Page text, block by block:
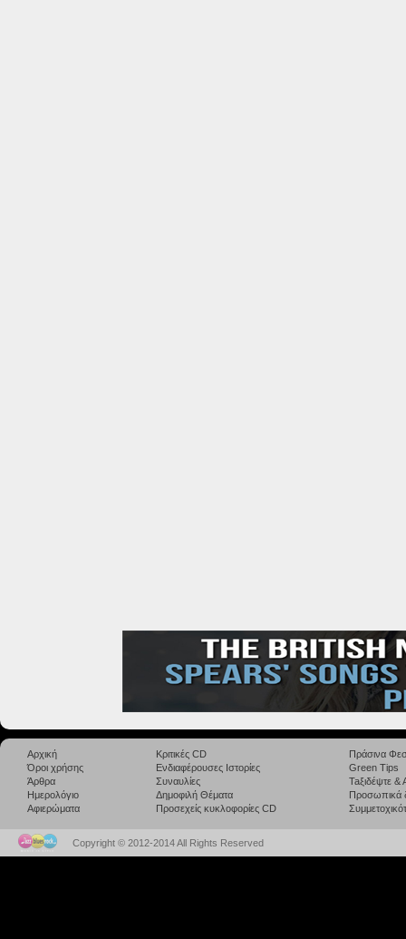
Αρχική
Όροι χρήσης
Άρθρα
Ημερολόγιο
Αφιερώματα
Κριτικές CD
Ενδιαφέρουσες Ιστορίες
Συναυλίες
Δημοφιλή Θέματα
Προσεχείς κυκλοφορίες CD
Πράσινα
Green Tips
Taξιδέψτε
Προσωπικά
Copyright © 2012-2014 All Rights Reserved